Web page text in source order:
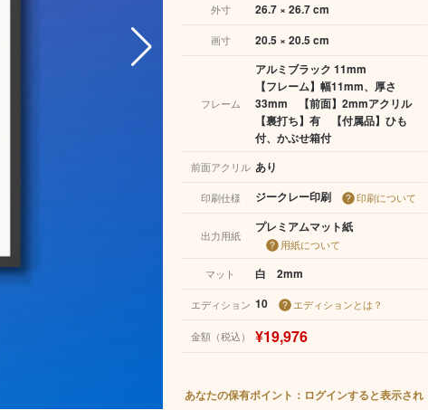
外寸 26.7 × 26.7 cm
画寸 20.5 × 20.5 cm
フレーム
アルミブラック 11mm
【フレーム】幅11mm、厚さ
33mm 【前面】2mmアクリル
【裏打ち】有 【付属品】ひも
付、かぶせ箱付
前面アクリル あり
印刷仕様 ジークレー印刷 印刷について
出力用紙
プレミアムマット紙
用紙について
マット
白 2mm
エディション 10 エディションとは？
金額（税込） ¥19,976
あなたの保有ポイント：ログインすると表示され